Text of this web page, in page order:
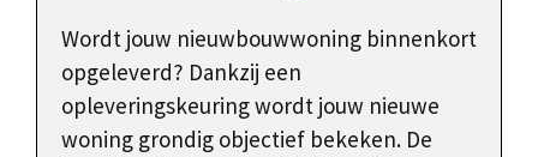
Wordt jouw nieuwbouwwoning binnenkort
opgeleverd? Dankzij een
opleveringskeuring wordt jouw nieuwe
woning grondig objectief bekeken. De